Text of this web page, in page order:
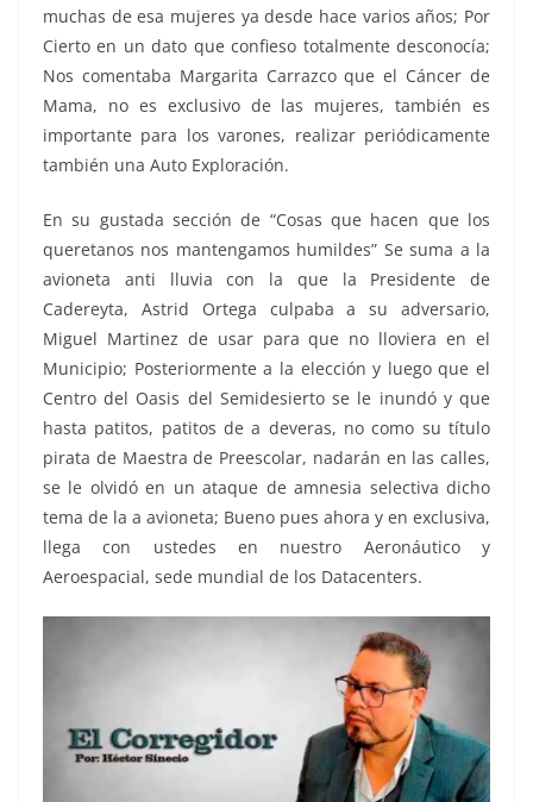
muchas de esa mujeres ya desde hace varios años; Por
Cierto en un dato que confieso totalmente desconocía;
Nos comentaba Margarita Carrazco que el Cáncer de
Mama, no es exclusivo de las mujeres, también es
importante para los varones, realizar periódicamente
también una Auto Exploración.
En su gustada sección de “Cosas que hacen que los
queretanos nos mantengamos humildes” Se suma a la
avioneta anti lluvia con la que la Presidente de
Cadereyta, Astrid Ortega culpaba a su adversario,
Miguel Martinez de usar para que no lloviera en el
Municipio; Posteriormente a la elección y luego que el
Centro del Oasis del Semidesierto se le inundó y que
hasta patitos, patitos de a deveras, no como su título
pirata de Maestra de Preescolar, nadarán en las calles,
se le olvidó en un ataque de amnesia selectiva dicho
tema de la a avioneta; Bueno pues ahora y en exclusiva,
llega con ustedes en nuestro Aeronáutico y
Aeroespacial, sede mundial de los Datacenters.